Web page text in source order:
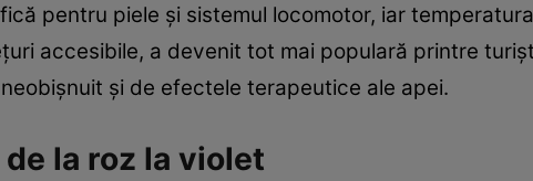
pentru piele și sistemul locomotor, iar
accesibile, a devenit tot mai populară printre
și de efectele terapeutice ale apei.
la roz la violet